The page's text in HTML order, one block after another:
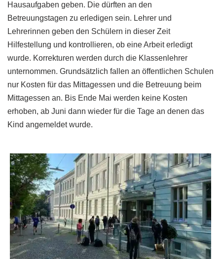
Hausaufgaben geben. Die dürften an den
Betreuungstagen zu erledigen sein. Lehrer und
Lehrerinnen geben den Schülern in dieser Zeit
Hilfestellung und kontrollieren, ob eine Arbeit erledigt
wurde. Korrekturen werden durch die Klassenlehrer
unternommen. Grundsätzlich fallen an öffentlichen Schulen
nur Kosten für das Mittagessen und die Betreuung beim
Mittagessen an. Bis Ende Mai werden keine Kosten
erhoben, ab Juni dann wieder für die Tage an denen das
Kind angemeldet wurde.